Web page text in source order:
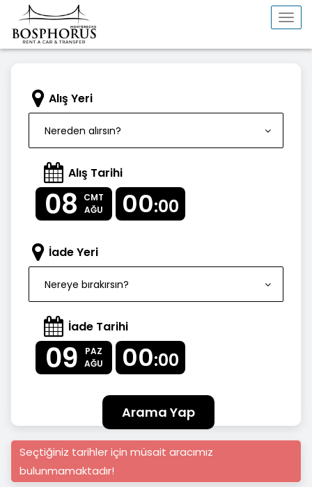
Alış Yeri
Nereden alırsın?
Alış Tarihi
08
CMT
AĞU
00:00
İade Yeri
Nereye bırakırsın?
İade Tarihi
09
PAZ
AĞU
00:00
Arama Yap
Seçtiğiniz tarihler için müsait aracımız
bulunmamaktadır!